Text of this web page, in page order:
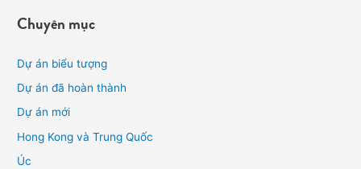
Chuyên mục
Dự án biểu tượng
Dự án đã hoàn thành
Dự án mới
Hong Kong và Trung Quốc
Úc